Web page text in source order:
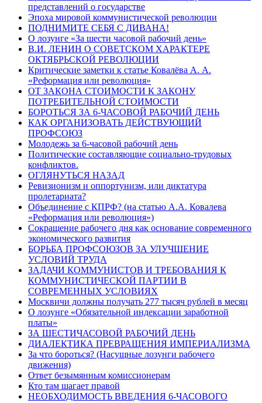
представлений о государстве
Эпоха мировой коммунистической революции
ПОДНИМИТЕ СЕБЯ С ДИВАНА!
О лозунге «За шести часовой рабочий день»
В.И. ЛЕНИН О СОВЕТСКОМ ХАРАКТЕРЕ
ОКТЯБРЬСКОЙ РЕВОЛЮЦИИ
Критические заметки к статье Ковалёва А. А.
«Реформация или революция»
ОТ ЗАКОНА СТОИМОСТИ К ЗАКОНУ
ПОТРЕБИТЕЛЬНОЙ СТОИМОСТИ
БОРОТЬСЯ ЗА 6-ЧАСОВОЙ РАБОЧИЙ ДЕНЬ
КАК ОРГАНИЗОВАТЬ ДЕЙСТВУЮЩИЙ
ПРОФСОЮЗ
Молодежь за 6-часовой рабочий день
Политические составляющие социально-трудовых
конфликтов.
ОГЛЯНУТЬСЯ НАЗАД
Ревизионизм и оппортунизм, или диктатура
пролетариата?
Объединение с КПРФ? (на статью А.А. Ковалева
«Реформация или революция»)
Cокращение рабочего дня как основание современного
экономического развития
БОРЬБА ПРОФСОЮЗОВ ЗА УЛУЧШЕНИЕ
УСЛОВИЙ ТРУДА
ЗАДАЧИ КОММУНИСТОВ И ТРЕБОВАНИЯ К
КОММУНИСТИЧЕСКОЙ ПАРТИИ В
СОВРЕМЕННЫХ УСЛОВИЯХ
Москвичи должны получать 277 тысяч рублей в месяц
О лозунге «Обязательной индексации заработной
платы»
ЗА ШЕСТИЧАСОВОЙ РАБОЧИЙ ДЕНЬ
ДИАЛЕКТИКА ПРЕВРАЩЕНИЯ ИМПЕРИАЛИЗМА
За что бороться? (Насущные лозунги рабочего
движения)
Ответ безымянным комиссионерам
Кто там шагает правой
НЕОБХОДИМОСТЬ ВВЕДЕНИЯ 6-ЧАСОВОГО